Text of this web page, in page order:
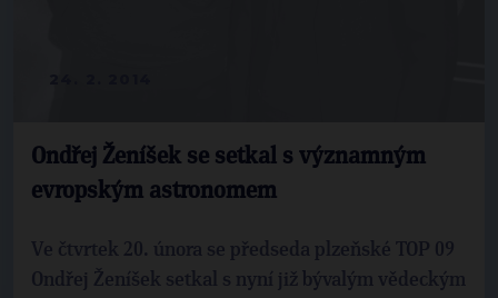
Ondřej Ženíšek se setkal s významným
evropským astronomem
Ve čtvrtek 20. února se předseda plzeňské TOP 09
Ondřej Ženíšek setkal s nyní již bývalým vědeckým